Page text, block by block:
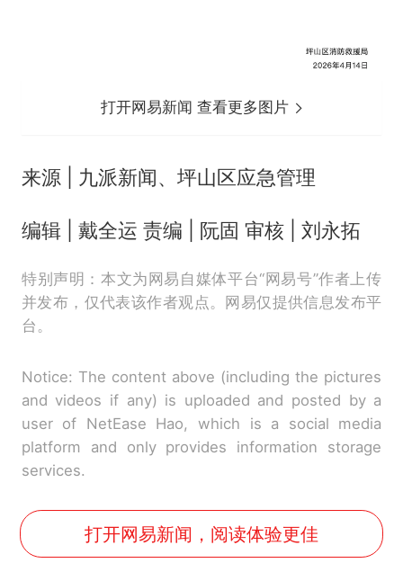
打开网易新闻 查看更多图片
来源 | 九派新闻、坪山区应急管理
编辑 | 戴全运 责编 | 阮固 审核 | 刘永拓
特别声明：本文为网易自媒体平台“网易号”作者上传
并发布，仅代表该作者观点。网易仅提供信息发布平
台。
Notice: The content above (including the pictures
and videos if any) is uploaded and posted by a
user of NetEase Hao, which is a social media
platform and only provides information storage
services.
打开网易新闻，阅读体验更佳